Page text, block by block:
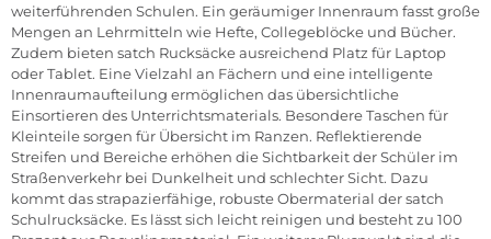
weiterführenden Schulen. Ein geräumiger Innenraum fasst große
Mengen an Lehrmitteln wie Hefte, Collegeblöcke und Bücher.
Zudem bieten satch Rucksäcke ausreichend Platz für Laptop
oder Tablet. Eine Vielzahl an Fächern und eine intelligente
Innenraumaufteilung ermöglichen das übersichtliche
Einsortieren des Unterrichtsmaterials. Besondere Taschen für
Kleinteile sorgen für Übersicht im Ranzen. Reflektierende
Streifen und Bereiche erhöhen die Sichtbarkeit der Schüler im
Straßenverkehr bei Dunkelheit und schlechter Sicht. Dazu
kommt das strapazierfähige, robuste Obermaterial der satch
Schulrucksäcke. Es lässt sich leicht reinigen und besteht zu 100